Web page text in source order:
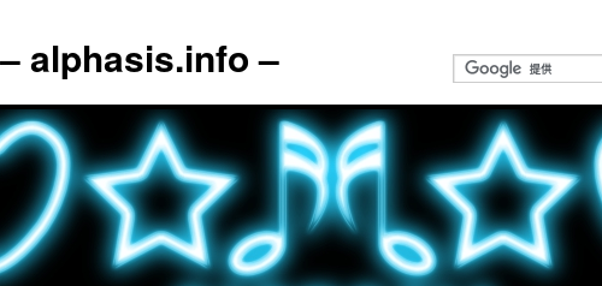
alphasis.info –